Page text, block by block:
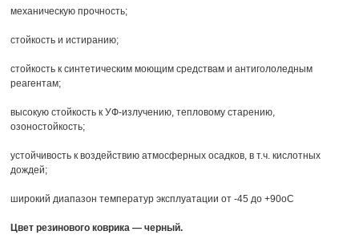
механическую прочность;
стойкость и истиранию;
стойкость к синтетическим моющим средствам и антигололедным
реагентам;
высокую стойкость к УФ-излучению, тепловому старению,
озоностойкость;
устойчивость к воздействию атмосферных осадков, в т.ч. кислотных
дождей;
широкий диапазон температур эксплуатации от -45 до +90oC
Цвет резинового коврика — черный.